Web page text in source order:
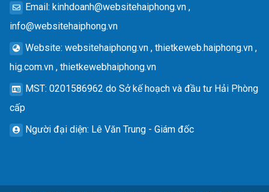
Email: kinhdoanh@websitehaiphong.vn ,
info@websitehaiphong.vn
Website: websitehaiphong.vn , thietkeweb.haiphong.vn ,
hig.com.vn , thietkewebhaiphong.vn
MST: 0201586962 do Sở kế hoạch và đầu tư Hải Phòng
cấp
Người đại diện: Lê Văn Trung - Giám đốc